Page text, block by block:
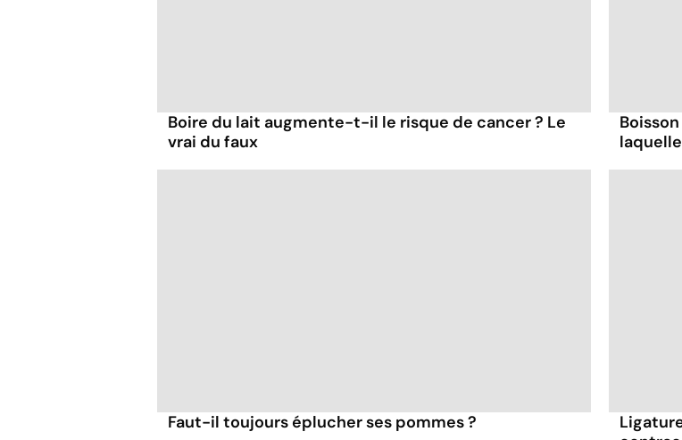
Boire du lait augmente-t-il le risque de cancer ? Le
vrai du faux
Faut-il toujours éplucher ses pommes ?